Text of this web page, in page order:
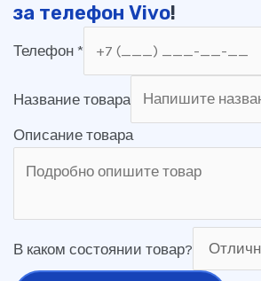
за телефон Vivo!
Телефон *
Название товара
Описание товара
В каком состоянии товар?